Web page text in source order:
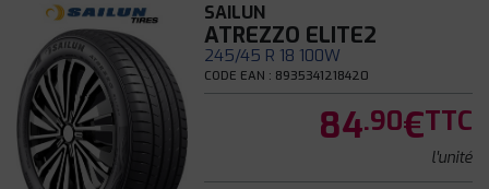
SAILUN
ATREZZO ELITE2
245/45 R 18 100W
CODE EAN : 8935341218420
84.90€TTC
l'unité